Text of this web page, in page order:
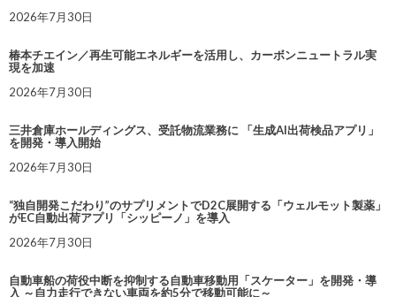
2026年7月30日
椿本チエイン／再生可能エネルギーを活用し、カーボンニュートラル実
現を加速
2026年7月30日
三井倉庫ホールディングス、受託物流業務に 「生成AI出荷検品アプリ」
を開発・導入開始
2026年7月30日
“独自開発こだわり”のサプリメントでD2C展開する「ウェルモット製薬」
がEC自動出荷アプリ「シッピーノ」を導入
2026年7月30日
自動車船の荷役中断を抑制する自動車移動用「スケーター」を開発・導
入 ～自力走行できない車両を約5分で移動可能に～